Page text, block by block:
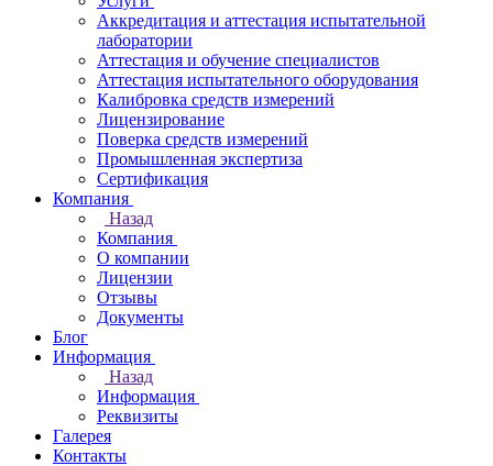
Аккредитация и аттестация испытательной
лаборатории
Аттестация и обучение специалистов
Аттестация испытательного оборудования
Калибровка средств измерений
Лицензирование
Поверка средств измерений
Промышленная экспертиза
Сертификация
Компания
Назад
Компания
О компании
Лицензии
Отзывы
Документы
Блог
Информация
Назад
Информация
Реквизиты
Галерея
Контакты